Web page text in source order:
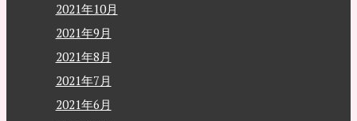
2021年10月
2021年9月
2021年8月
2021年7月
2021年6月